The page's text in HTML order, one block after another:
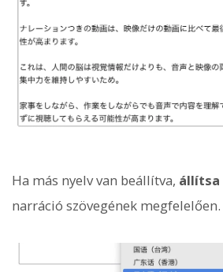
Ha más nyelv van beállítva, állítsa
narráció szövegének megfelelően.